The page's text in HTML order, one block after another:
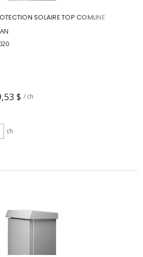
SOLAIRE TOP COMLINE
$ / ch
ch